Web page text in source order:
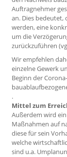
Auftragnehmer
an. Dies bedeutet,
werden, eine
um die
zurückzuführen
Wir empfehlen
einzelne Gewerk
Beginn der
.
Mittel zum
Außerdem wird
Maßnahmen auf
diese für sein
welche
sind u.a.